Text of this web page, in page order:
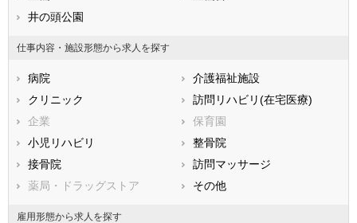
滋賀県
広島県
徳島県
香川県
高知県
福岡県
熊本県
鹿児島県
井の頭公園
仕事内容・施設形態から求人を探す
病院
介護福祉施設
クリニック
訪問リハビリ(在宅医療)
企業
保育園
小児リハビリ
整骨院
接骨院
訪問マッサージ
薬局・ドラッグストア
その他
雇用形態から求人を探す